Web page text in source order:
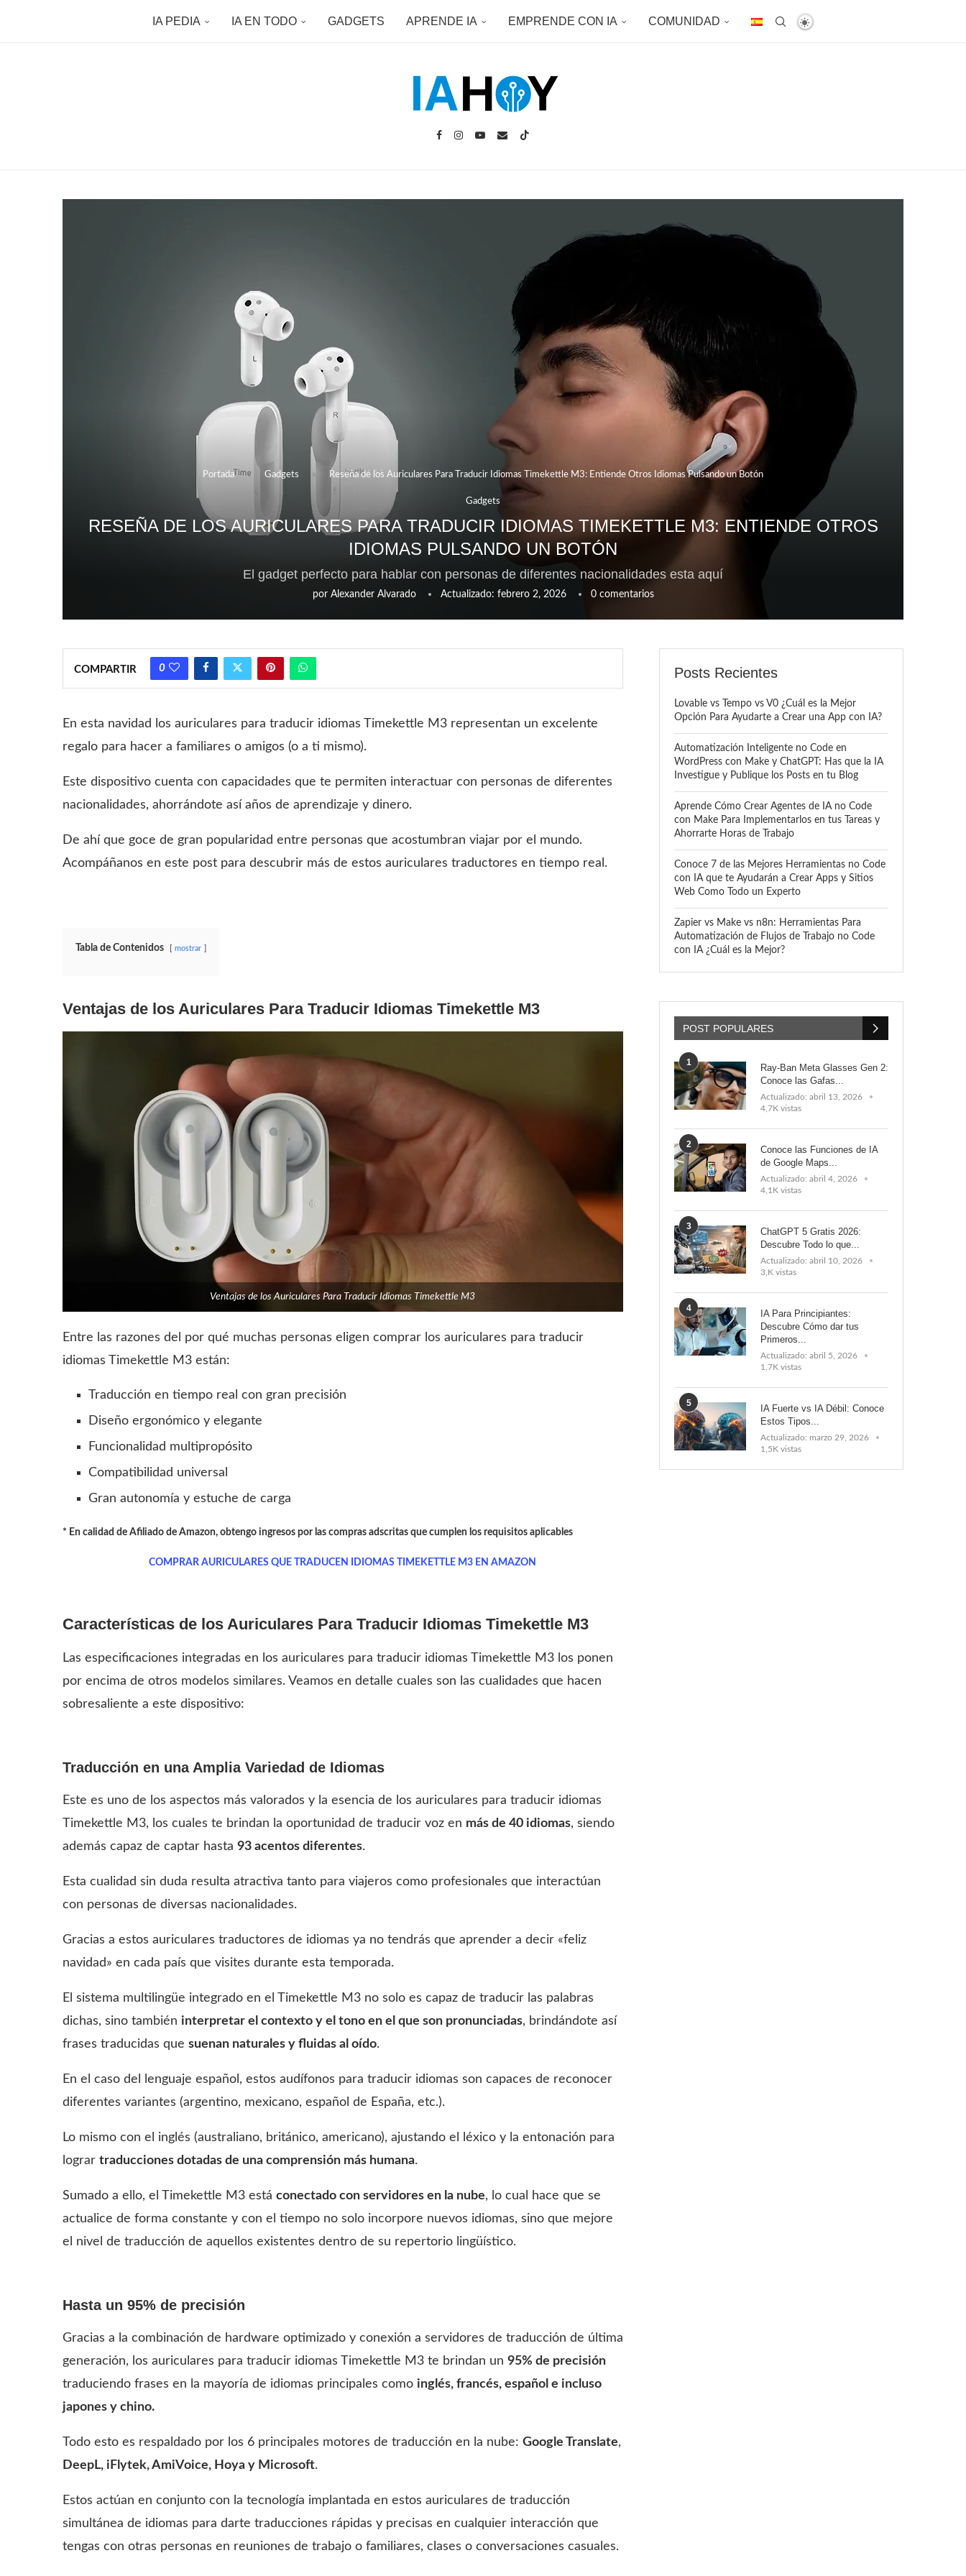
IA PEDIA IA EN TODO GADGETS APRENDE IA EMPRENDE CON IA COMUNIDAD
Portada » Gadgets » Reseña de los Auriculares Para Traducir Idiomas Timekettle M3: Entiende Otros Idiomas Pulsando un Botón
Gadgets
RESEÑA DE LOS AURICULARES PARA TRADUCIR IDIOMAS TIMEKETTLE M3: ENTIENDE OTROS
IDIOMAS PULSANDO UN BOTÓN
El gadget perfecto para hablar con personas de diferentes nacionalidades esta aquí
por Alexander Alvarado Actualizado: febrero 2, 2026 0 comentarios
COMPARTIR 0
En esta navidad los auriculares para traducir idiomas Timekettle M3 representan un excelente
regalo para hacer a familiares o amigos (o a ti mismo).
Este dispositivo cuenta con capacidades que te permiten interactuar con personas de diferentes
nacionalidades, ahorrándote así años de aprendizaje y dinero.
De ahí que goce de gran popularidad entre personas que acostumbran viajar por el mundo.
Acompáñanos en este post para descubrir más de estos auriculares traductores en tiempo real.
Tabla de Contenidos mostrar
Ventajas de los Auriculares Para Traducir Idiomas Timekettle M3
Ventajas de los Auriculares Para Traducir Idiomas Timekettle M3
Entre las razones del por qué muchas personas eligen comprar los auriculares para traducir
idiomas Timekettle M3 están:
Traducción en tiempo real con gran precisión
Diseño ergonómico y elegante
Funcionalidad multipropósito
Compatibilidad universal
Gran autonomía y estuche de carga
* En calidad de Afiliado de Amazon, obtengo ingresos por las compras adscritas que cumplen los requisitos aplicables
COMPRAR AURICULARES QUE TRADUCEN IDIOMAS TIMEKETTLE M3 EN AMAZON
Características de los Auriculares Para Traducir Idiomas Timekettle M3
Las especificaciones integradas en los auriculares para traducir idiomas Timekettle M3 los ponen
por encima de otros modelos similares. Veamos en detalle cuales son las cualidades que hacen
sobresaliente a este dispositivo:
Traducción en una Amplia Variedad de Idiomas
Este es uno de los aspectos más valorados y la esencia de los auriculares para traducir idiomas
Timekettle M3, los cuales te brindan la oportunidad de traducir voz en más de 40 idiomas, siendo
además capaz de captar hasta 93 acentos diferentes.
Esta cualidad sin duda resulta atractiva tanto para viajeros como profesionales que interactúan
con personas de diversas nacionalidades.
Gracias a estos auriculares traductores de idiomas ya no tendrás que aprender a decir «feliz
navidad» en cada país que visites durante esta temporada.
El sistema multilingüe integrado en el Timekettle M3 no solo es capaz de traducir las palabras
dichas, sino también interpretar el contexto y el tono en el que son pronunciadas, brindándote así
frases traducidas que suenan naturales y fluidas al oído.
En el caso del lenguaje español, estos audífonos para traducir idiomas son capaces de reconocer
diferentes variantes (argentino, mexicano, español de España, etc.).
Lo mismo con el inglés (australiano, británico, americano), ajustando el léxico y la entonación para
lograr traducciones dotadas de una comprensión más humana.
Sumado a ello, el Timekettle M3 está conectado con servidores en la nube, lo cual hace que se
actualice de forma constante y con el tiempo no solo incorpore nuevos idiomas, sino que mejore
el nivel de traducción de aquellos existentes dentro de su repertorio lingüístico.
Hasta un 95% de precisión
Gracias a la combinación de hardware optimizado y conexión a servidores de traducción de última
generación, los auriculares para traducir idiomas Timekettle M3 te brindan un 95% de precisión
traduciendo frases en la mayoría de idiomas principales como inglés, francés, español e incluso
japones y chino.
Todo esto es respaldado por los 6 principales motores de traducción en la nube: Google Translate,
DeepL, iFlytek, AmiVoice, Hoya y Microsoft.
Estos actúan en conjunto con la tecnología implantada en estos auriculares de traducción
simultánea de idiomas para darte traducciones rápidas y precisas en cualquier interacción que
tengas con otras personas en reuniones de trabajo o familiares, clases o conversaciones casuales.
Posts Recientes
Lovable vs Tempo vs V0 ¿Cuál es la Mejor
Opción Para Ayudarte a Crear una App con IA?
Automatización Inteligente no Code en
WordPress con Make y ChatGPT: Has que la IA
Investigue y Publique los Posts en tu Blog
Aprende Cómo Crear Agentes de IA no Code
con Make Para Implementarlos en tus Tareas y
Ahorrarte Horas de Trabajo
Conoce 7 de las Mejores Herramientas no Code
con IA que te Ayudarán a Crear Apps y Sitios
Web Como Todo un Experto
Zapier vs Make vs n8n: Herramientas Para
Automatización de Flujos de Trabajo no Code
con IA ¿Cuál es la Mejor?
POST POPULARES
1
Ray-Ban Meta Glasses Gen 2:
Conoce las Gafas...
Actualizado: abril 13, 2026
4,7K vistas
2
Conoce las Funciones de IA
de Google Maps...
Actualizado: abril 4, 2026
4,1K vistas
3
ChatGPT 5 Gratis 2026:
Descubre Todo lo que...
Actualizado: abril 10, 2026
3,K vistas
4
IA Para Principiantes:
Descubre Cómo dar tus
Primeros...
Actualizado: abril 5, 2026
1,7K vistas
5
IA Fuerte vs IA Débil: Conoce
Estos Tipos...
Actualizado: marzo 29, 2026
1,5K vistas